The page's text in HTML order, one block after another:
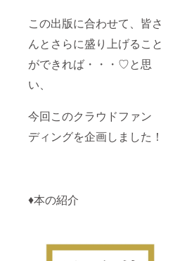
この出版に合わせて、皆さ
んとさらに盛り上げること
ができれば・・・♡と思
い、
今回このクラウドファン
ディングを企画しました！
♦︎本の紹介